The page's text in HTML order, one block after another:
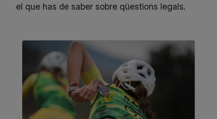
el que has de saber sobre qüestions legals.